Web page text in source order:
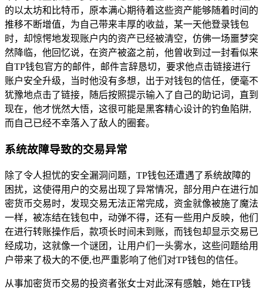
的以太坊和比特币，原本满心期待着这些资产能够随着时间的
推移不断增值，为自己带来丰厚的收益，某一天他登录钱包
时，却惊愕地发现账户内的资产已经被清空，仿佛一场噩梦突
然降临，他回忆说，在资产被盗之前，他曾收到过一封看似来
自TP钱包官方的邮件，邮件言辞恳切，要求他点击链接进行
账户安全升级，当时他没有多想，出于对钱包的信任，便毫不
犹豫地点击了链接，随后按照提示输入了自己的助记词，直到
现在，他才恍然大悟，这很可能是黑客精心设计的钓鱼陷阱,
而自己已经不幸落入了敌人的圈套。
系统故障导致的交易异常
除了令人担忧的安全漏洞问题，TP钱包还遭遇了系统故障的
困扰，这使得用户的交易出现了异常情况，部分用户在进行加
密货币交易时，发现交易无法正常完成，资金就像被施了魔法
一样，被冻结在钱包中，动弹不得，还有一些用户反映，他们
在进行转账操作后，款项长时间未到账，而钱包却显示交易已
经成功，这就像一个谜团，让用户们一头雾水，这些问题给用
户带来了极大的不便,也严重影响了他们对TP钱包的信任。
从事加密货币交易的投资者张女士对此深有感触，她在TP钱